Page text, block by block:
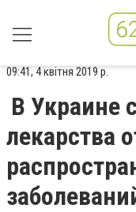
09:41, 4 квітня 2019 р.
В Украине
лекарства